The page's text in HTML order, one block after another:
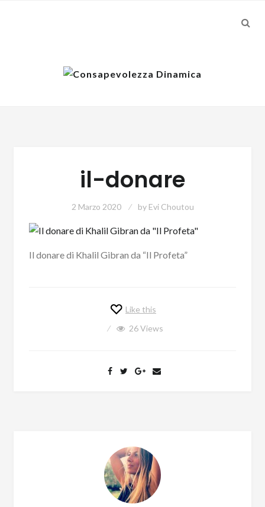
il-donare
2 Marzo 2020 by Evi Choutou
Il donare di Khalil Gibran da “Il Profeta”
Like this
26Views